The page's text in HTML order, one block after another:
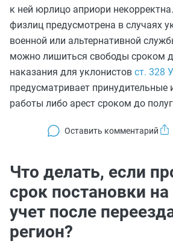
к ней юрлицо априори
физлиц предусмотрена в случаях
военной или альтернативной
можно лишиться свободы сроком
наказания для уклонистов ст. 328
предусматривает принудительные
работы либо арест сроком до
Оставить комментарий
Что делать, если
срок постановки
учет после
регион?